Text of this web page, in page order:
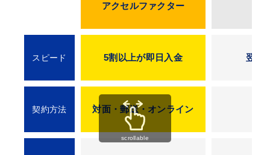
アクセルファクター
スピード 5割以上が即日入金 翌日
契約方法 対面・郵送・オンライン
scrollable